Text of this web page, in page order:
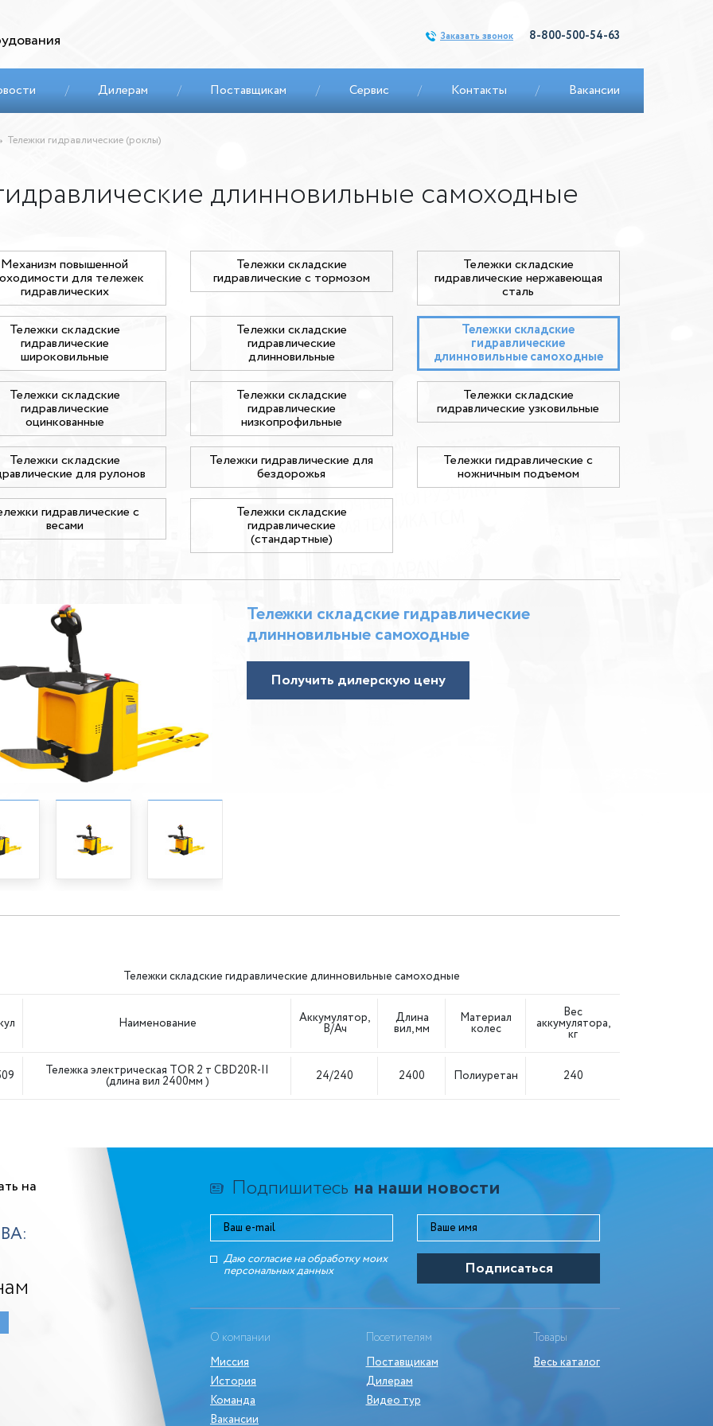
Заказать звонок 8-800-500-54-63
/ Дилерам / Поставщикам / Сервис / Контакты / Вакансии
Тележки гидравлические (роклы)
длинновильные самоходные
Механизм повышенной
для тележек
гидравлических
Тележки складские
гидравлические с тормозом
Тележки складские
гидравлические нержавеющая
сталь
Тележки складские
гидравлические
широковильные
Тележки складские
гидравлические
длинновильные
Тележки складские
гидравлические
длинновильные самоходные
Тележки складские
гидравлические
оцинкованные
Тележки складские
гидравлические
низкопрофильные
Тележки складские
гидравлические узковильные
Тележки складские
для рулонов
Тележки гидравлические для
бездорожья
Тележки гидравлические с
ножничным подъемом
гидравлические с
весами
Тележки складские
гидравлические
(стандартные)
Тележки складские гидравлические
длинновильные самоходные
Получить дилерскую цену
Тележки складские гидравлические длинновильные самоходные
Наименование Аккумулятор,
В/Ач
Длина
вил, мм
Материал
колес
Вес
аккумулятора,
кг
Тележка электрическая TOR 2 т CBD20R-II
(длина вил 2400мм ) 24/240 2400 Полиуретан 240
на Подпишитесьна наши новости
Даю согласие на обработку моих
персональных данныx
О компании
Миссия
История
Команда
Вакансии
Посетителям
Поставщикам
Дилерам
Видео тур
Товары
Весь каталог